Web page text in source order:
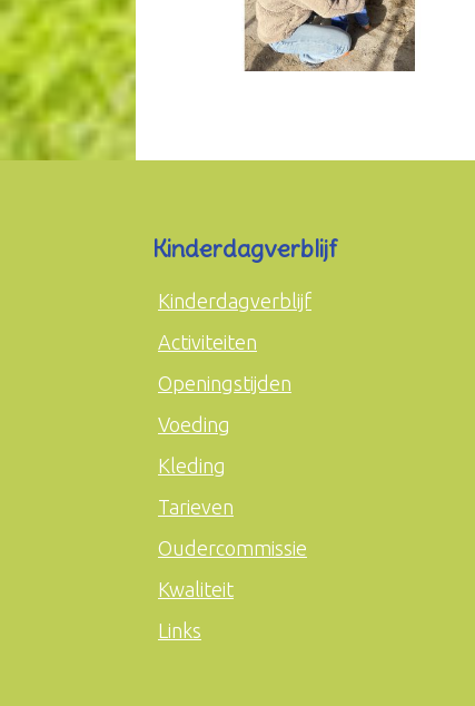
Kinderdagverblijf
Kinderdagverblijf
Activiteiten
Openingstijden
Voeding
Kleding
Tarieven
Oudercommissie
Kwaliteit
Links